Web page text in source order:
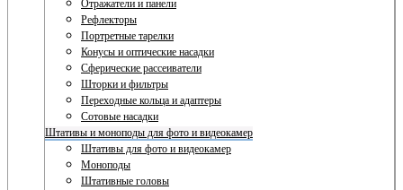
Отражатели и панели
Рефлекторы
Портретные тарелки
Конусы и оптические насадки
Сферические рассеиватели
Шторки и фильтры
Переходные кольца и адаптеры
Сотовые насадки
Штативы и моноподы для фото и видеокамер
Штативы для фото и видеокамер
Моноподы
Штативные головы